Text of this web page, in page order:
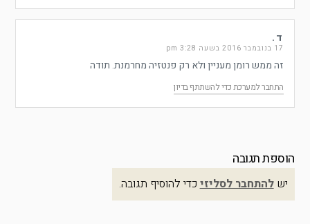
ד.
17 בנובמבר 2016 בשעה 3:28 pm
זה ממש רומן מעניין ולא רק פנטזיה מחרמנת. תודה
התחבר למערכת כדי להשתתף בדיון
הוספת תגובה
ישלהתחבר לסליזיכדי להוסיף תגובה.